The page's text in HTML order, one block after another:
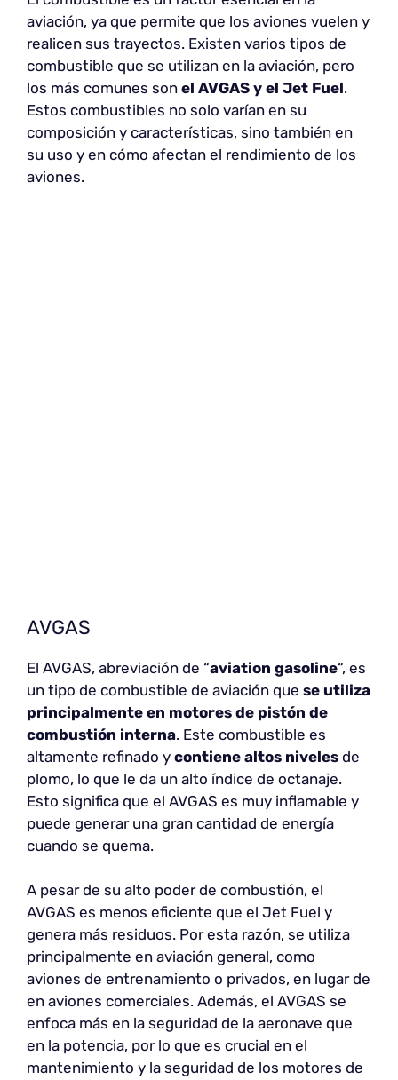
aviación, ya que permite que los aviones vuelen y
realicen sus trayectos. Existen varios tipos de
combustible que se utilizan en la aviación, pero
los más comunes son el AVGAS y el Jet Fuel.
Estos combustibles no solo varían en su
composición y características, sino también en
su uso y en cómo afectan el rendimiento de los
aviones.
AVGAS
El AVGAS, abreviación de “aviation gasoline“, es
un tipo de combustible de aviación que se utiliza
principalmente en motores de pistón de
combustión interna. Este combustible es
altamente refinado y contiene altos niveles de
plomo, lo que le da un alto índice de octanaje.
Esto significa que el AVGAS es muy inflamable y
puede generar una gran cantidad de energía
cuando se quema.
A pesar de su alto poder de combustión, el
AVGAS es menos eficiente que el Jet Fuel y
genera más residuos. Por esta razón, se utiliza
principalmente en aviación general, como
aviones de entrenamiento o privados, en lugar de
en aviones comerciales. Además, el AVGAS se
enfoca más en la seguridad de la aeronave que
en la potencia, por lo que es crucial en el
mantenimiento y la seguridad de los motores de